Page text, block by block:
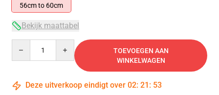
56cm to 60cm
Bekijk maattabel
TOEVOEGEN AAN
WINKELWAGEN
Deze uitverkoop eindigt over 02: 21 : 53